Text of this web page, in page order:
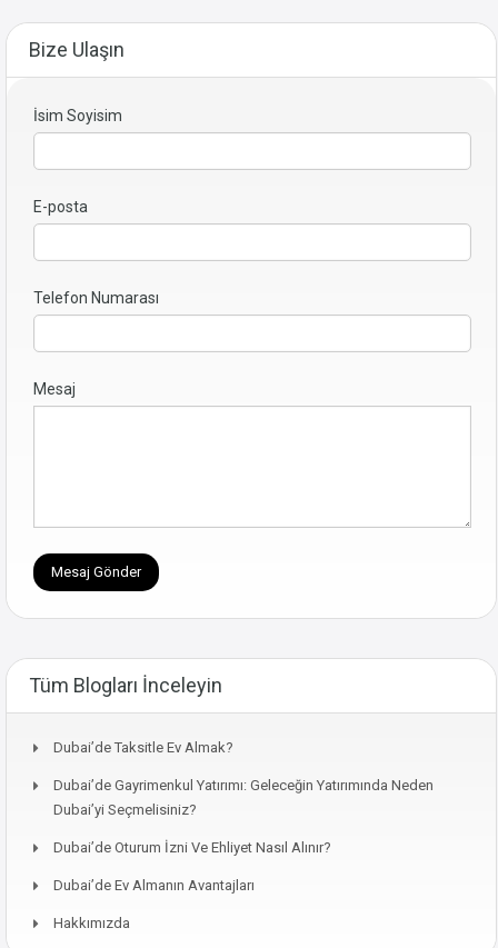
Bize Ulaşın
İsim Soyisim
E-posta
Telefon Numarası
Mesaj
Tüm Blogları İnceleyin
Dubai’de Taksitle Ev Almak?
Dubai’de Gayrimenkul Yatırımı: Geleceğin Yatırımında Neden
Dubai’yi Seçmelisiniz?
Dubai’de Oturum İzni Ve Ehliyet Nasıl Alınır?
Dubai’de Ev Almanın Avantajları
Hakkımızda